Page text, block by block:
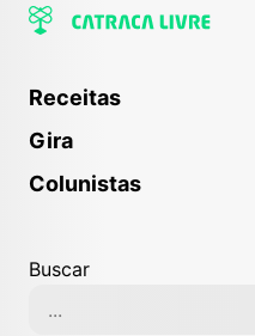
Receitas
Gira
Colunistas
Buscar